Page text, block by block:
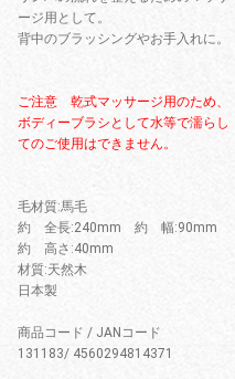
ージ用として。
背中のブラッシングやお手入れに。
ご注意 乾式マッサージ用のため、
ボディーブラシとして水等で濡らし
てのご使用はできません。
毛材質:馬毛
約 全長:240mm 約 幅:90mm
約 高さ:40mm
材質:天然木
日本製
商品コード / JANコード
131183/ 4560294814371